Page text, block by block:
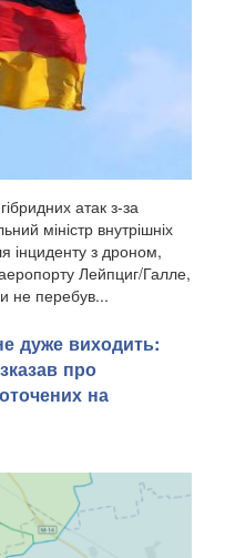
атак з-за
міністр внутрішніх
інциденту з дроном,
Лейпциг/Галле,
не перебув...
дуже виходить:
про
на